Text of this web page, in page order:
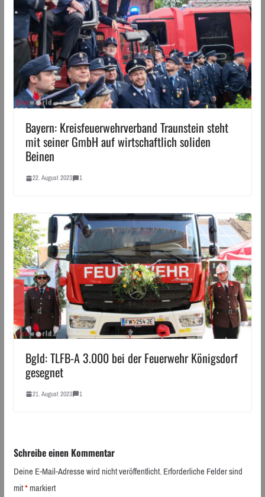
Bayern: Kreisfeuerwehrverband Traunstein steht
mit seiner GmbH auf wirtschaftlich soliden
Beinen
22. August 2023 1
Bgld: TLFB-A 3.000 bei der Feuerwehr Königsdorf
gesegnet
21. August 2023 1
Schreibe einen Kommentar
Deine E-Mail-Adresse wird nicht veröffentlicht.Erforderliche Felder sind
mit*markiert